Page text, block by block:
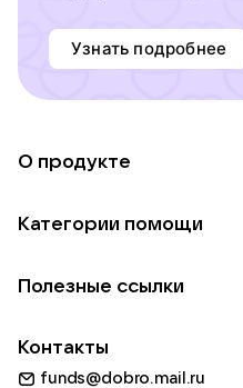
Узнать подробнее
О продукте
Использование материалов
Для НКО
Партнерам
Категории помощи
Пожилым
Животным
Полезные ссылки
Контакты
funds@dobro.mail.ru